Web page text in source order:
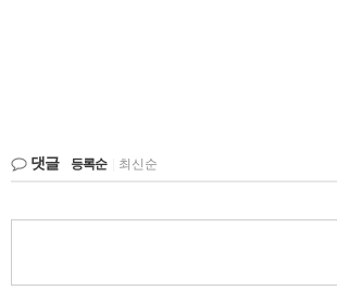
댓글 등록순 최신순